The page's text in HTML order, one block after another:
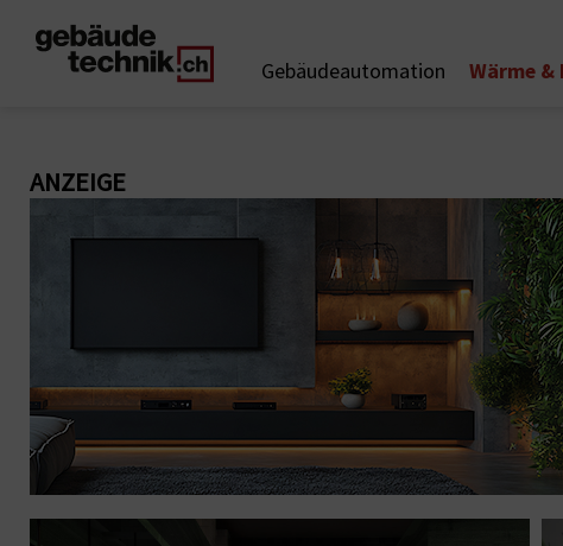
Gebäudeautomation
Wärme &
ANZEIGE